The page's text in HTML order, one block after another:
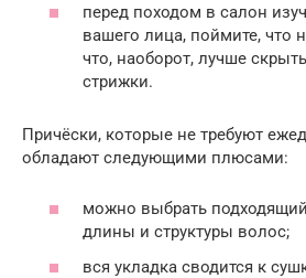
перед походом в салон
вашего лица, поймите, что
что, наоборот, лучше
стрижки.
Причёски, которые не требуют
обладают следующими плюсами:
можно выбрать
длины и структуры волос;
вся укладка сводится к